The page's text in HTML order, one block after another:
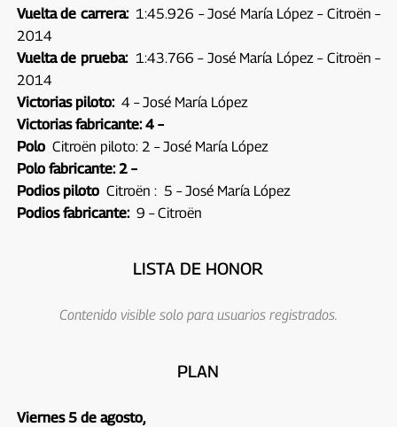
Vuelta de carrera:1:45.926 – José María López – Citroën –
2014
Vuelta de prueba:1:43.766 – José María López – Citroën –
2014
Victorias piloto:4 – José María López
Victorias fabricante: 4 –
PoloCitroën piloto: 2 – José María López
Polo fabricante: 2 –
Podios pilotoCitroën : 5 – José María López
Podios fabricante:9 – Citroën
LISTA DE HONOR
Contenido visible solo para usuarios registrados.
PLAN
Viernes 5 de agosto,